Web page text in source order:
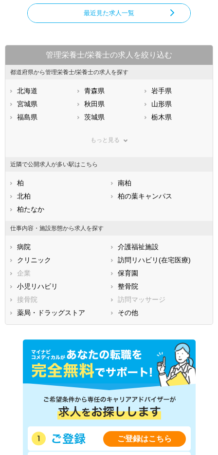
最近見た求人一覧
管理栄養士/栄養士の求人を絞り込む
都道府県から管理栄養士/栄養士の求人を探す
北海道 青森県
岩手県
宮城県
秋田県
山形県
福島県
茨城県
栃木県
神奈川県
石川県
福井県
静岡県
滋賀県
大阪府
兵庫県
香川県
高知県
福岡県
長崎県
熊本県
鹿児島県
もっと見る
近隣で公開求人が多い駅はこちら
柏
南柏
北柏
柏の葉キャンパス
柏たなか
仕事内容・施設形態から求人を探す
病院
介護福祉施設
クリニック
訪問リハビリ(在宅医療)
企業
保育園
小児リハビリ
整骨院
接骨院
訪問マッサージ
薬局・ドラッグストア
その他
ご登録はこちら